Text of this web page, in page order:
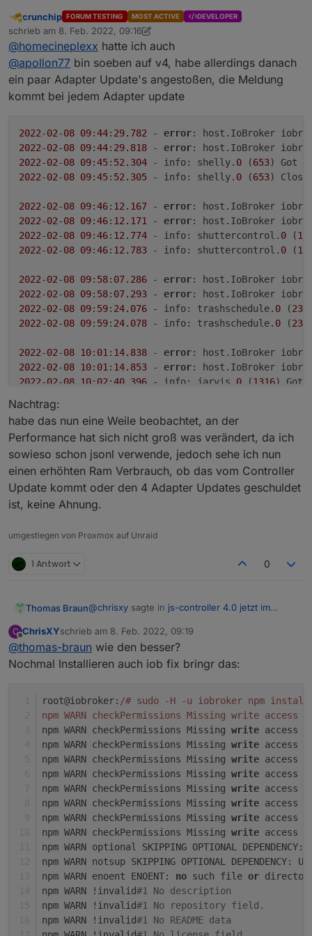
iobroker status
(node:10529) Warning: Accessing non-
(Use `node --trace-warnings ...` to
(node:10529) Warning: Accessing
(node:10529) Warning: Accessing
(node:10529) Warning: Accessing non-
iobroker is running on this host.
Objects type: jsonl
States  type: jsonl
Abwesend
crunchip FORUM TESTING MOST ACTIVE DEVELOPER
schrieb am 8. Feb. 2022, 09:16
zuletzt editiert von crunchip2. Aug. 2022, 12:28
@homecineplexx hatte ich auch
@apollon77 bin soeben auf v4, habe allerdings danach
ein paar Adapter Update's angestoßen, die Meldung
kommt bei jedem Adapter update
2022-02-08 09:44: 29.782 - error: host.IoBroker
2022-02-08 09:44: 29.818 - error: host.IoBroker
2022-02-08 09:45: 52.304 - info: shelly. 0 (653
2022-02-08 09:45: 52.305 - info: shelly. 0 (653)
2022-02-08 09:46: 12.167 - error: host.IoBroker
2022-02-08 09:46: 12.171 - error: host.IoBroker
2022-02-08 09:46: 12.774 - info: shuttercontrol. 0 (
2022-02-08 09:46: 12.783 - info: shuttercontrol. 0 (
2022-02-08 09: 58: 07.286 - error: host.IoBroker
2022-02-08 09: 58: 07.293 - error: host.IoBroker
2022-02-08 09: 59: 24.076 - info: trashschedule. 0 (
2022-02-08 09: 59: 24.078 - info: trashschedule. 0 (
2022-02-08 10: 01: 14.838 - error: host.IoBroker
2022-02-08 10: 01: 14.853 - error: host.IoBroker
2022-02-08 10: 02 :40.396 - info: jarvis. 0 (1316
Nachtrag:
habe das nun eine Weile beobachtet, an der
Performance hat sich nicht groß was verändert, da ich
sowieso schon jsonl verwende, jedoch sehe ich nun
einen erhöhten Ram Verbrauch, ob das vom Controller
Update kommt oder den 4 Adapter Updates geschuldet
ist, keine Ahnung.
umgestiegen von Proxmox auf Unraid
1 Antwort 0
Thomas Braun@chrisxy sagte in js-controller 4.0 jetzt im
Außer
C
Offline
ChrisXYschrieb am 8. Feb. 2022, 09:19
zuletzt editiert von
@thomas-braun wie den besser?
Nochmal Installieren auch iob fix bringr das:
root@iobroker: /# sudo -H -u iobroker npm
npm WARN checkPermissions Missing write access
npm WARN checkPermissions Missing write access
npm WARN checkPermissions Missing write access
npm WARN checkPermissions Missing write access
npm WARN checkPermissions Missing write access
npm WARN checkPermissions Missing write access
npm WARN checkPermissions Missing write access
npm WARN checkPermissions Missing write access
npm WARN checkPermissions Missing write access
npm WARN optional SKIPPING OPTIONAL
npm WARN notsup SKIPPING OPTIONAL
npm WARN enoent ENOENT: no such file or
npm WARN !invalid#1 No description
npm WARN !invalid#1 No repository field.
npm WARN !invalid#1 No README data